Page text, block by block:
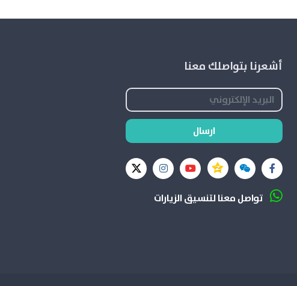
أشعرنا بتواصلك معنا
ارسال
تواصل معنا لتنسيق الزيارات